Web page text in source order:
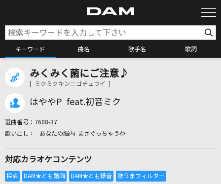
キーワード 曲名 歌手名 歌詞
カラオケ検索
全国りれき
みくみく菌にご注意♪
[ ミクミクキンニゴチュウイ ]
はややP feat.初音ミク
選曲番号： 7608-37
あなたの脳内 まさぐっちゃうわ
対応カラオケコンテンツ